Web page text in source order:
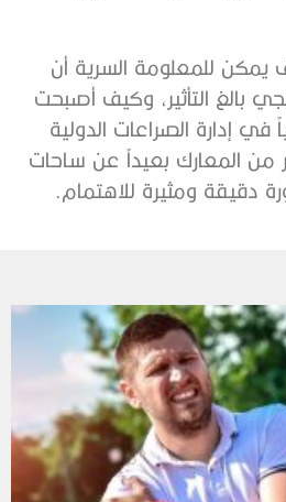
للمعلومة السرية أن
بالغ التأثير، وكيف أصبحت
في إدارة الصراعات الدولية
من المعارك بعيداً عن ساحات
دقيقة ومثيرة للاهتمام.